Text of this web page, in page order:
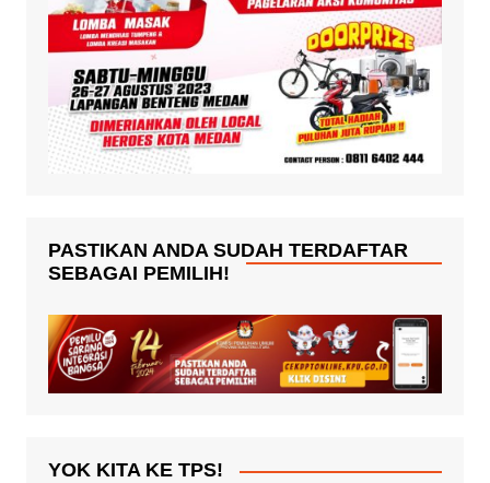
PASTIKAN ANDA SUDAH TERDAFTAR
SEBAGAI PEMILIH!
YOK KITA KE TPS!